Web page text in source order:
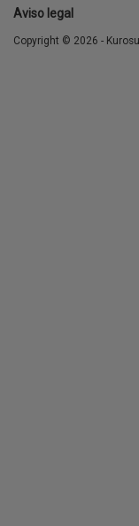
Aviso legal
Copyright © 2026 -